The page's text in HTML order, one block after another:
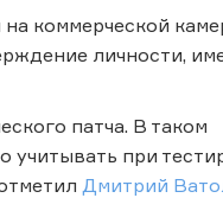
коммерческой
личности,
патча. В таком
учитывать при
Дмитрий